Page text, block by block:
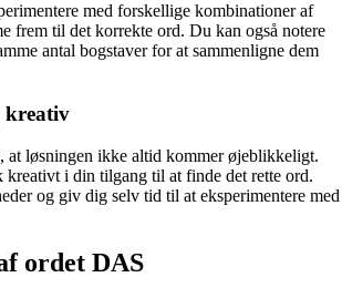
med forskellige kombinationer af
frem til det korrekte ord. Du kan også notere
antal bogstaver for at sammenligne dem
kreativ
at løsningen ikke altid kommer øjeblikkeligt.
i din tilgang til at finde det rette ord.
og giv dig selv tid til at eksperimentere med
ordet DAS